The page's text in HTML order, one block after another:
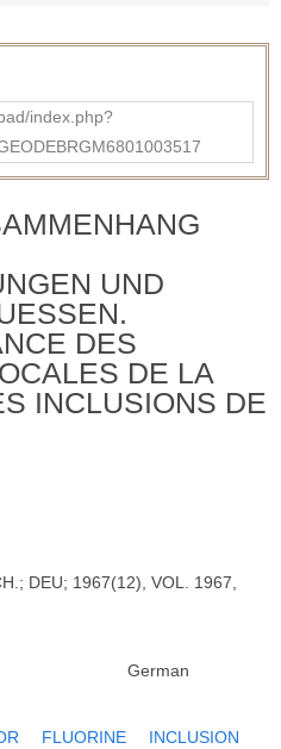
index.php?
UND
DES
DE LA
INCLUSIONS DE
DEU; 1967(12), VOL. 1967,
German
FLUORINE
INCLUSION